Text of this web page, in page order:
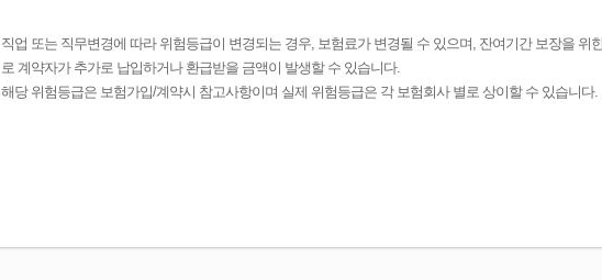
직업 또는 직무변경에 따라 위험등급이 변경되는 경우, 보험료가 변경될 수 있으며, 잔여기간 보장을 위
로 계약자가 추가로 납입하거나 환급받을 금액이 발생할 수 있습니다.
해당 위험등급은 보험가입/계약시 참고사항이며 실제 위험등급은 각 보험회사 별로 상이할 수 있습니다.